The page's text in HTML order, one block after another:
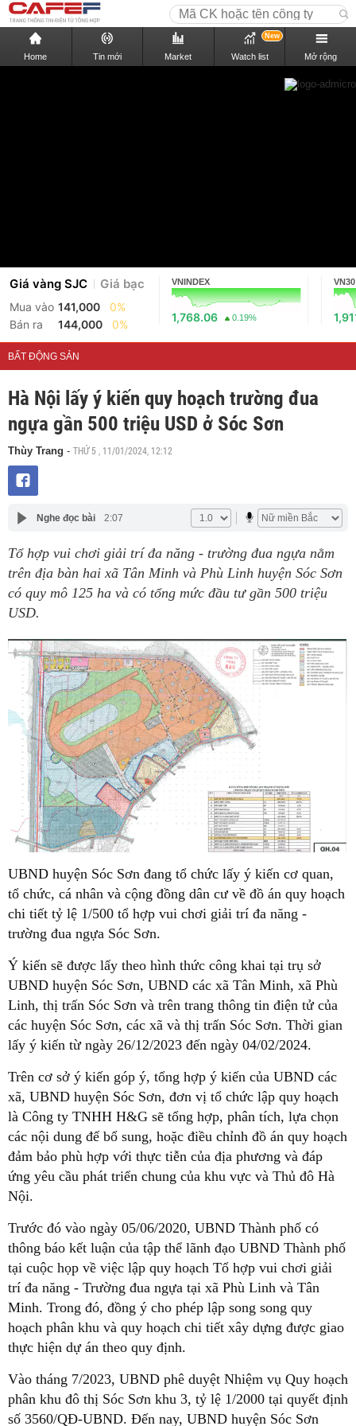
Home Tin mới Market Watch list
New
Mở rộng
Giá vàng SJC Giá bạc
Mua vào 141,000
0%
Bán ra
144,000 0%
VNINDEX
1,768.06 0.19%
VN30
BẤT ĐỘNG SẢN
Hà Nội lấy ý kiến quy hoạch trường đua
ngựa gần 500 triệu USD ở Sóc Sơn
Thùy Trang - THỨ 5 , 11/01/2024, 12:12
Nghe đọc bài 2:07
Tổ hợp vui chơi giải trí đa năng - trường đua ngựa nằm
trên địa bàn hai xã Tân Minh và Phù Linh huyện Sóc Sơn
có quy mô 125 ha và có tổng mức đầu tư gần 500 triệu
USD.
UBND huyện Sóc Sơn đang tổ chức lấy ý kiến cơ quan,
tổ chức, cá nhân và cộng đồng dân cư về đồ án quy hoạch
chi tiết tỷ lệ 1/500 tổ hợp vui chơi giải trí đa năng -
trường đua ngựa Sóc Sơn.
Ý kiến sẽ được lấy theo hình thức công khai tại trụ sở
UBND huyện Sóc Sơn, UBND các xã Tân Minh, xã Phù
Linh, thị trấn Sóc Sơn và trên trang thông tin điện tử của
các huyện Sóc Sơn, các xã và thị trấn Sóc Sơn. Thời gian
lấy ý kiến từ ngày 26/12/2023 đến ngày 04/02/2024.
Trên cơ sở ý kiến góp ý, tổng hợp ý kiến của UBND các
xã, UBND huyện Sóc Sơn, đơn vị tổ chức lập quy hoạch
là Công ty TNHH H&G sẽ tổng hợp, phân tích, lựa chọn
các nội dung để bổ sung, hoặc điều chỉnh đồ án quy hoạch
đảm bảo phù hợp với thực tiễn của địa phương và đáp
ứng yêu cầu phát triển chung của khu vực và Thủ đô Hà
Nội.
Trước đó vào ngày 05/06/2020, UBND Thành phố có
thông báo kết luận của tập thể lãnh đạo UBND Thành phố
tại cuộc họp về việc lập quy hoạch Tổ hợp vui chơi giải
trí đa năng - Trường đua ngựa tại xã Phù Linh và Tân
Minh. Trong đó, đồng ý cho phép lập song song quy
hoạch phân khu và quy hoạch chi tiết xây dựng được giao
thực hiện dự án theo quy định.
Vào tháng 7/2023, UBND phê duyệt Nhiệm vụ Quy hoạch
phân khu đô thị Sóc Sơn khu 3, tỷ lệ 1/2000 tại quyết định
số 3560/QĐ-UBND. Đến nay, UBND huyện Sóc Sơn